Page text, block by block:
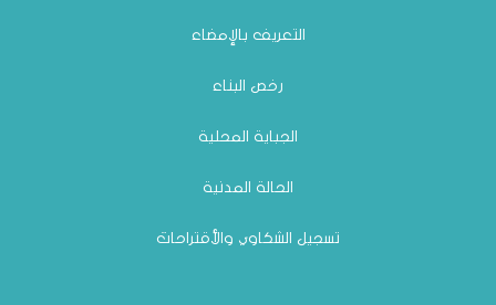
التعريف بالإمضاء
رخص البناء
الجباية المحلية
الحالة المدنية
تسجيل الشكاوي والأقتراحات